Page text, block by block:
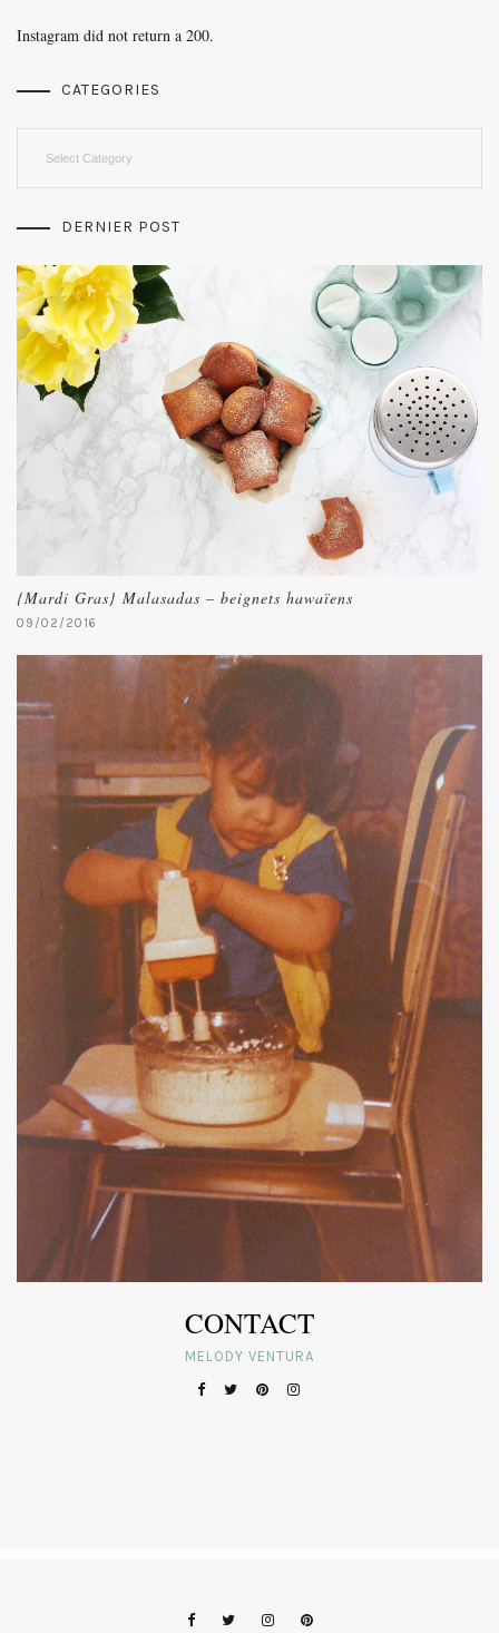
Instagram did not return a 200.
CATEGORIES
DERNIER POST
{Mardi Gras} Malasadas – beignets hawaïens
09/02/2016
CONTACT
MELODY VENTURA